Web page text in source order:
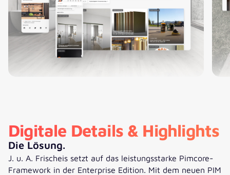
Digitale Details & Highlights
Die Lösung.
J. u. A. Frischeis setzt auf das leistungsstarke Pimcore-
Framework in der Enterprise Edition. Mit dem neuen PIM